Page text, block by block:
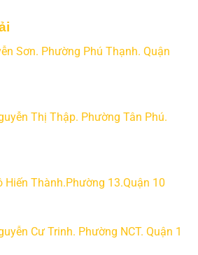
Sơn. Phường Phú Thạnh. Quận
Thị Thập. Phường Tân Phú.
Hiến Thành.Phường 13.Quận 10
Cư Trinh. Phường NCT. Quận 1